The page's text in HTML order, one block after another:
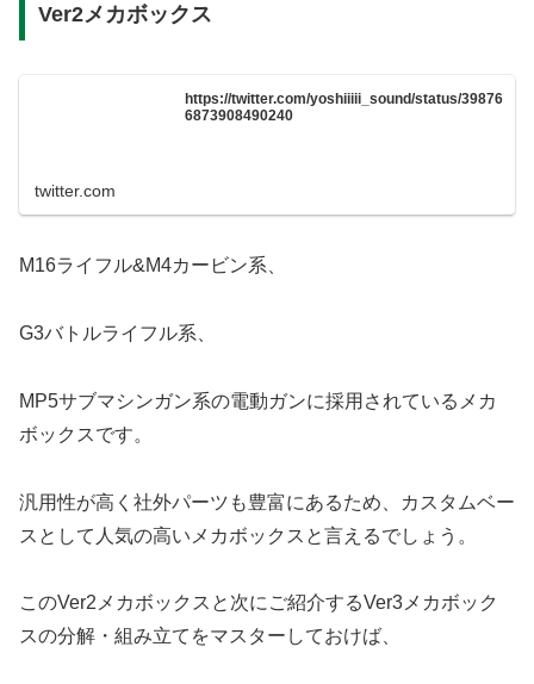
Ver2メカボックス
https://twitter.com/yoshiiiii_sound/status/39876
6873908490240
twitter.com
M16ライフル&M4カービン系、
G3バトルライフル系、
MP5サブマシンガン系の電動ガンに採用されているメカ
ボックスです。
汎用性が高く社外パーツも豊富にあるため、カスタムベー
スとして人気の高いメカボックスと言えるでしょう。
このVer2メカボックスと次にご紹介するVer3メカボック
スの分解・組み立てをマスターしておけば、